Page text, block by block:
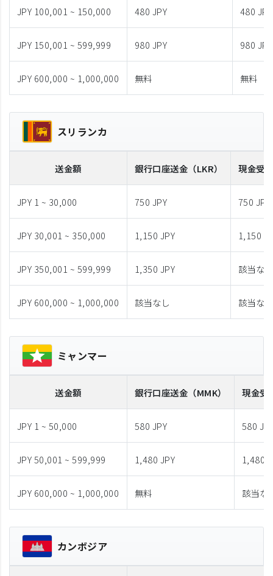
JPY 100,001 ~ 150,000 480 JPY 480 JPY
JPY 150,001 ~ 599,999 980 JPY 980 JPY
JPY 600,000 ~ 1,000,000 無料 無料
スリランカ
送金額 銀行口座送金 （LKR） 現金受
JPY 1 ~ 30,000 750 JPY 750 JPY
JPY 30,001 ~ 350,000 1,150 JPY 1,150
JPY 350,001 ~ 599,999 1,350 JPY 該当なし
JPY 600,000 ~ 1,000,000 該当なし 該当なし
ミャンマー
送金額 銀行口座送金 （MMK） 現金受
JPY 1 ~ 50,000 580 JPY 580
JPY 50,001 ~ 599,999 1,480 JPY 1,480
JPY 600,000 ~ 1,000,000 無料 該当な
カンボジア